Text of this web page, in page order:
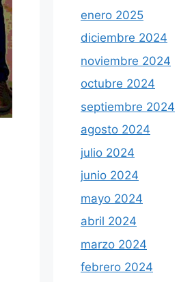
enero 2025
diciembre 2024
noviembre 2024
octubre 2024
septiembre 2024
agosto 2024
julio 2024
junio 2024
mayo 2024
abril 2024
marzo 2024
febrero 2024